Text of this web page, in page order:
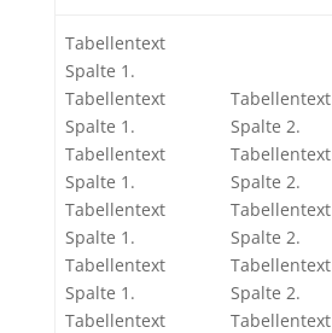
Tabellentext
Spalte 1.
Tabellentext
Spalte 1.
Tabellentext
Spalte 1.
Tabellentext
Spalte 1.
Tabellentext
Spalte 1.
Tabellentext
Tabellentext
Spalte 2.
Tabellentext
Spalte 2.
Tabellentext
Spalte 2.
Tabellentext
Spalte 2.
Tabellentext